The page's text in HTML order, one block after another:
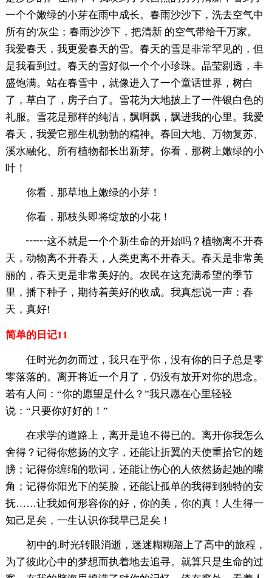
一个个嫩绿的小芽在雨中成长。春雨沙沙下，洗去空气中
所有的'灰尘；春雨沙沙下，把清新 的空气带给千万家。
我爱春天，我更爱春天的雪。春天的雪是非常罕见的，但
是我看到过。春天的雪好似一个个小珍珠。晶莹剔透，丰
盛饱满。站在春雪中，就像进入了一个童话世界，树白
了，草白了，房子白了。雪花为大地披上了一件银白色的
礼服。雪花是那样的纯洁，飘啊飘，飘进我的心里。我爱
春天，我爱它那生机勃勃的精神。春回大地、万物复苏、
溪水融化、所有植物都长出新芽。你看，那树上嫩绿的小
叶！
你看，那草地上嫩绿的小芽！
你看，那枝头即将绽放的小花！
┅┅这不就是一个个新生命的开始吗？植物离不开春
天，动物离不开春天，人类更离不开春天。春天是非常美
丽的，春天更是非常美好的。农民在这充满希望的季节
里，播下种子，期待着美好的收成。我真想说一声：春
天，真好!
简单的日记11
任时光勿勿而过，我只在乎你，没有你的日子总是零
零落落的。离开将近一个月了，仍没有放开对你的思念。
若有人问：“你的愿望是什么？”我只愿在心里轻轻
说：“只要你好好的！”
在求学的道路上，离开是迫不得已的。离开你我怎么
舍得？记得你悠扬的文字，还能让折翼的天使重拾它的翅
膀；记得你缠绵的歌词，还能让伤心的人依然扬起她的嘴
角；记得你阳光下的笑脸，还能让孤单的我得到独特的安
抚……让我如何形容你的好，你的美，你的真！人生得一
知己足矣，一生认识你我早已足矣！
初中的.时光转眼消逝，迷迷糊糊踏上了高中的旅程，
为了彼此心中的梦想而执着地去追寻。就算只是生命的过